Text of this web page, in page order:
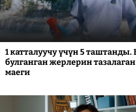
1 катталуучу үчүн 5
булганган жерлерин
маеги